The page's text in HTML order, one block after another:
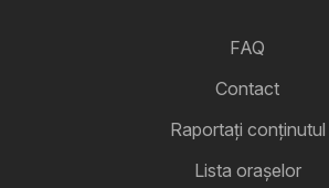
FAQ
Contact
Raportați conținutul
Lista oraşelor